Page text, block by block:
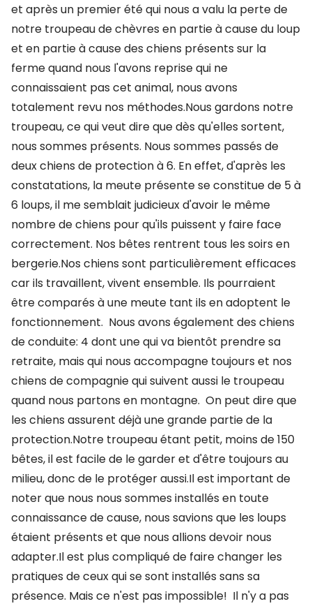
et après un premier été qui nous a valu la perte de
notre troupeau de chèvres en partie à cause du loup
et en partie à cause des chiens présents sur la
ferme quand nous l'avons reprise qui ne
connaissaient pas cet animal, nous avons
totalement revu nos méthodes.Nous gardons notre
troupeau, ce qui veut dire que dès qu'elles sortent,
nous sommes présents. Nous sommes passés de
deux chiens de protection à 6. En effet, d'après les
constatations, la meute présente se constitue de 5 à
6 loups, il me semblait judicieux d'avoir le même
nombre de chiens pour qu'ils puissent y faire face
correctement. Nos bêtes rentrent tous les soirs en
bergerie.Nos chiens sont particulièrement efficaces
car ils travaillent, vivent ensemble. Ils pourraient
être comparés à une meute tant ils en adoptent le
fonctionnement. Nous avons également des chiens
de conduite: 4 dont une qui va bientôt prendre sa
retraite, mais qui nous accompagne toujours et nos
chiens de compagnie qui suivent aussi le troupeau
quand nous partons en montagne. On peut dire que
les chiens assurent déjà une grande partie de la
protection.Notre troupeau étant petit, moins de 150
bêtes, il est facile de le garder et d'être toujours au
milieu, donc de le protéger aussi.Il est important de
noter que nous nous sommes installés en toute
connaissance de cause, nous savions que les loups
étaient présents et que nous allions devoir nous
adapter.Il est plus compliqué de faire changer les
pratiques de ceux qui se sont installés sans sa
présence. Mais ce n'est pas impossible! Il n'y a pas